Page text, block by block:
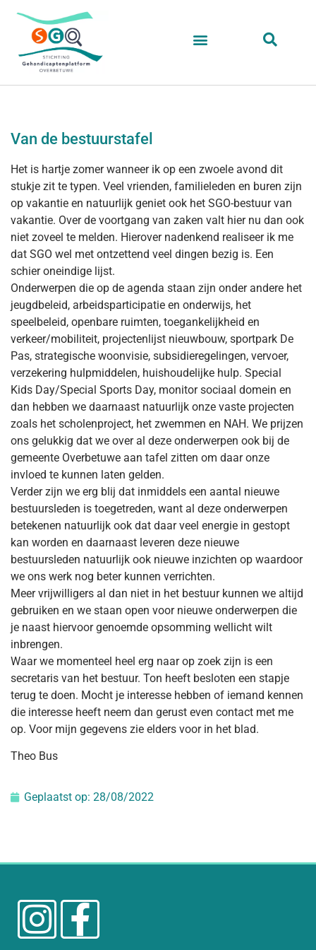
Van de bestuurstafel
Het is hartje zomer wanneer ik op een zwoele avond dit
stukje zit te typen. Veel vrienden, familieleden en buren zijn
op vakantie en natuurlijk geniet ook het SGO-bestuur van
vakantie. Over de voortgang van zaken valt hier nu dan ook
niet zoveel te melden. Hierover nadenkend realiseer ik me
dat SGO wel met ontzettend veel dingen bezig is. Een
schier oneindige lijst.
Onderwerpen die op de agenda staan zijn onder andere het
jeugdbeleid, arbeidsparticipatie en onderwijs, het
speelbeleid, openbare ruimten, toegankelijkheid en
verkeer/mobiliteit, projectenlijst nieuwbouw, sportpark De
Pas, strategische woonvisie, subsidieregelingen, vervoer,
verzekering hulpmiddelen, huishoudelijke hulp. Special
Kids Day/Special Sports Day, monitor sociaal domein en
dan hebben we daarnaast natuurlijk onze vaste projecten
zoals het scholenproject, het zwemmen en NAH. We prijzen
ons gelukkig dat we over al deze onderwerpen ook bij de
gemeente Overbetuwe aan tafel zitten om daar onze
invloed te kunnen laten gelden.
Verder zijn we erg blij dat inmiddels een aantal nieuwe
bestuursleden is toegetreden, want al deze onderwerpen
betekenen natuurlijk ook dat daar veel energie in gestopt
kan worden en daarnaast leveren deze nieuwe
bestuursleden natuurlijk ook nieuwe inzichten op waardoor
we ons werk nog beter kunnen verrichten.
Meer vrijwilligers al dan niet in het bestuur kunnen we altijd
gebruiken en we staan open voor nieuwe onderwerpen die
je naast hiervoor genoemde opsomming wellicht wilt
inbrengen.
Waar we momenteel heel erg naar op zoek zijn is een
secretaris van het bestuur. Ton heeft besloten een stapje
terug te doen. Mocht je interesse hebben of iemand kennen
die interesse heeft neem dan gerust even contact met me
op. Voor mijn gegevens zie elders voor in het blad.
Theo Bus
Geplaatst op: 28/08/2022